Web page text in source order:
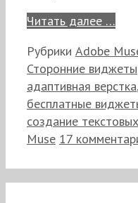
Читать далее …
Рубрики Adobe
Сторонние виджеты
адаптивная верстка
бесплатные
создание
Muse 17